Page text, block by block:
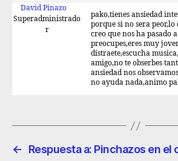
David Pinazo
Superadministrado
r
pako,tienes ansiedad
porque si no sera
creo que nos ha pasado
preocupes,eres muy
distraete,escucha
amigo,no te obserbes
ansiedad nos
no ayuda nada,animo
←
Respuesta a: Pinchazos en el